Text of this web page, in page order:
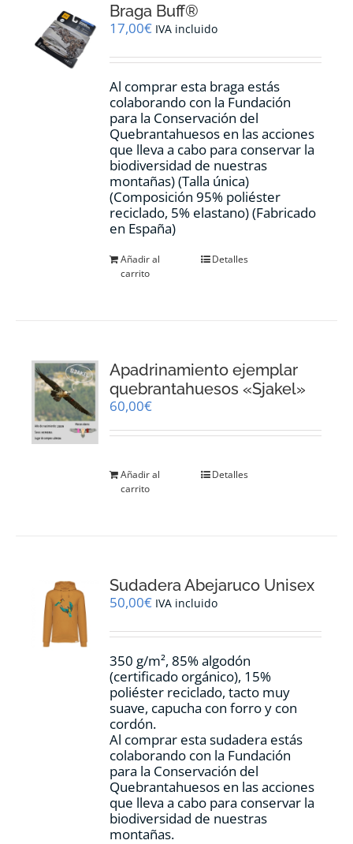
Braga Buff®
17,00€ IVA incluido
Al comprar esta braga estás
colaborando con la Fundación
para la Conservación del
Quebrantahuesos en las acciones
que lleva a cabo para conservar la
biodiversidad de nuestras
montañas) (Talla única)
(Composición 95% poliéster
reciclado, 5% elastano) (Fabricado
en España)
Añadir al
carrito
Detalles
Apadrinamiento ejemplar
quebrantahuesos «Sjakel»
60,00€
Añadir al
carrito
Detalles
Sudadera Abejaruco Unisex
50,00€ IVA incluido
350 g/m², 85% algodón
(certificado orgánico), 15%
poliéster reciclado, tacto muy
suave, capucha con forro y con
cordón.
Al comprar esta sudadera estás
colaborando con la Fundación
para la Conservación del
Quebrantahuesos en las acciones
que lleva a cabo para conservar la
biodiversidad de nuestras
montañas.